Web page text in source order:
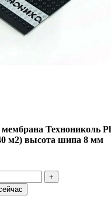
Технониколь
м2) высота шипа 8 мм